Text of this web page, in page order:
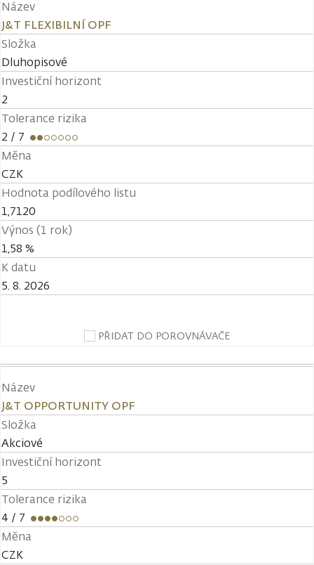
Název
J&T FLEXIBILNÍ OPF
Složka
Dluhopisové
Investiční horizont
2
Tolerance rizika
2 / 7
Měna
CZK
Hodnota podílového listu
1,7120
Výnos (1 rok)
1,58 %
K datu
5. 8. 2026
PŘIDAT DO POROVNÁVAČE
Název
J&T OPPORTUNITY OPF
Složka
Akciové
Investiční horizont
5
Tolerance rizika
4 / 7
Měna
CZK